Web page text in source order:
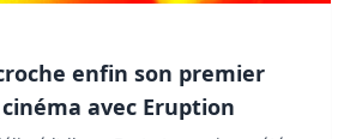
enfin son premier
avec Eruption